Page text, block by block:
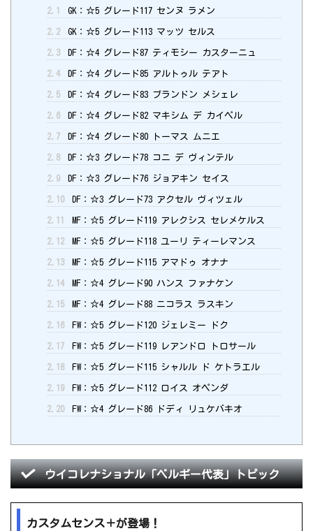
2.1 GK：☆5 グレード117 センヌ ラメン
2.2 GK：☆5 グレード113 マッツ セルス
2.3 DF：☆4 グレード87 ティモシー カスターニュ
2.4 DF：☆4 グレード85 アルトゥル テアト
2.5 DF：☆4 グレード83 ブランドン メシェレ
2.6 DF：☆4 グレード82 マキシム デ カイペル
2.7 DF：☆4 グレード80 トーマス ムニエ
2.8 DF：☆3 グレード78 コニ デ ヴィンテル
2.9 DF：☆3 グレード76 ジョアキン セイス
2.10 DF：☆3 グレード73 アクセル ヴィツェル
2.11 MF：☆5 グレード119 アレクシス セレメケルス
2.12 MF：☆5 グレード118 ユーリ ティーレマンス
2.13 MF：☆5 グレード115 アマドゥ オナナ
2.14 MF：☆4 グレード90 ハンス ファナケン
2.15 MF：☆4 グレード88 ニコラス ラスキン
2.16 FW：☆5 グレード120 ジェレミー ドク
2.17 FW：☆5 グレード119 レアンドロ トロサール
2.18 FW：☆5 グレード115 シャルル ド ケトラエル
2.19 FW：☆5 グレード112 ロイス オペンダ
2.20 FW：☆4 グレード86 ドディ リュケバキオ
ウイコレナショナル「ベルギー代表」トピック
カスタムセンス＋が登場！